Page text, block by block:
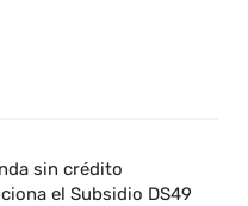
sin crédito
el Subsidio DS49